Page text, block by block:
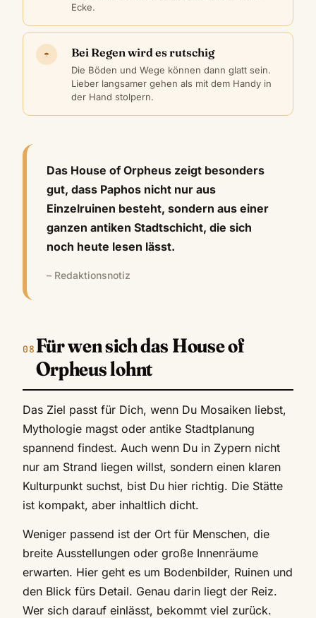
Ecke.
☂ Bei Regen wird es rutschig
Die Böden und Wege können dann glatt sein.
Lieber langsamer gehen als mit dem Handy in
der Hand stolpern.
Das House of Orpheus zeigt besonders
gut, dass Paphos nicht nur aus
Einzelruinen besteht, sondern aus einer
ganzen antiken Stadtschicht, die sich
noch heute lesen lässt.
– Redaktionsnotiz
Für wen sich das House of
Orpheus lohnt
Das Ziel passt für Dich, wenn Du Mosaiken liebst,
Mythologie magst oder antike Stadtplanung
spannend findest. Auch wenn Du in Zypern nicht
nur am Strand liegen willst, sondern einen klaren
Kulturpunkt suchst, bist Du hier richtig. Die Stätte
ist kompakt, aber inhaltlich dicht.
Weniger passend ist der Ort für Menschen, die
breite Ausstellungen oder große Innenräume
erwarten. Hier geht es um Bodenbilder, Ruinen und
den Blick fürs Detail. Genau darin liegt der Reiz.
Wer sich darauf einlässt, bekommt viel zurück.